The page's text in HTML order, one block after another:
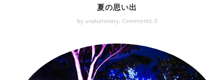
夏の思い出
by unaluminary, Comments: 0